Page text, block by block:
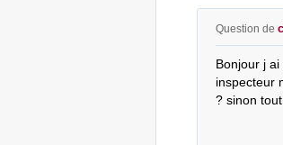
Question de
Bonjour j
inspecteur
? sinon tout